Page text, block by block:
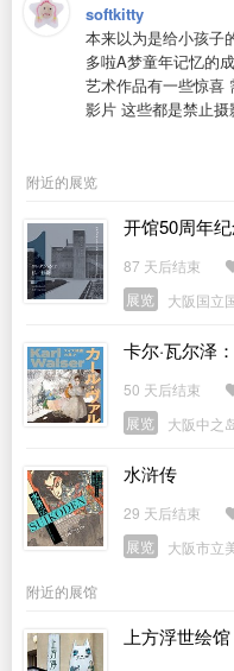
softkitty
本来以为是给小孩子
多啦A梦童年记忆的
艺术作品有一些惊喜
影片 这些都是禁止摄
附近的展览
开馆50周年
87 天后结束
展览
大阪国立
卡尔·瓦尔泽
50 天后结束
展览
大阪中之
水浒传
29 天后结束
展览
大阪市立
附近的展馆
上方浮世绘馆